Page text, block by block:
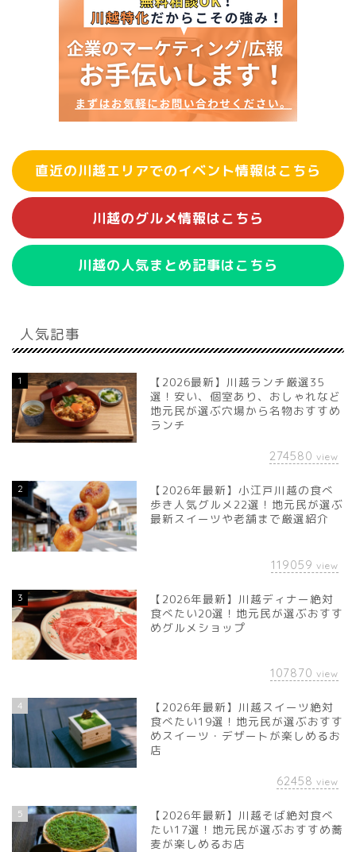
直近の川越エリアでのイベント情報はこちら
川越のグルメ情報はこちら
川越の人気まとめ記事はこちら
人気記事
1
【2026最新】川越ランチ厳選35
選！安い、個室あり、おしゃれなど
地元民が選ぶ穴場から名物おすすめ
ランチ
274580 view
2
【2026年最新】小江戸川越の食べ
歩き人気グルメ22選！地元民が選ぶ
最新スイーツや老舗まで厳選紹介
119059 view
3
【2026年最新】川越ディナー絶対
食べたい20選！地元民が選ぶおすす
めグルメショップ
107870 view
4
【2026年最新】川越スイーツ絶対
食べたい19選！地元民が選ぶおすす
めスイーツ・デザートが楽しめるお
店
62458 view
5
【2026年最新】川越そば絶対食べ
たい17選！地元民が選ぶおすすめ蕎
麦が楽しめるお店